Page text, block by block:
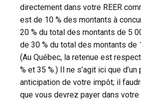
directement dans votre REER
est de 10 % des montants à
20 % du total des montants de 5
de 30 % du total des montants de
(Au Québec, la retenue est
% et 35 %.) Il ne s’agit ici que
anticipation de votre impôt; il
que vous devrez payer dans